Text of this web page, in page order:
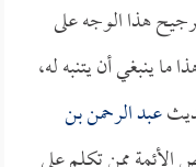
هذا الوجه على
ما ينبغي أن يتنبه له،
عبد الرحمن بن